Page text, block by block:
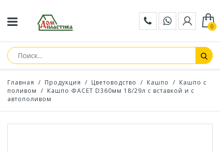
0
Главная / Продукция / Цветоводство / Кашпо / Кашпо с
поливом / Кашпо ФАСЕТ D360мм 18/29л с вставкой и с
автополивом